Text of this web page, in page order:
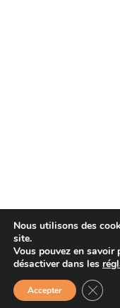
Nous utilisons des
site.
Vous pouvez en
désactiver dans les
Accepter